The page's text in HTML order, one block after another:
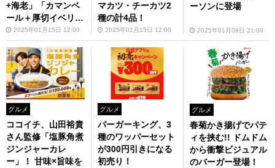
+海老」「カマンベ
ール＋厚切イベリ
コ」など全6種
2025年01月15日 12:00
マカツ・チーカツ2
種の計4品！
2025年01月15日 12:00
ーソンに登場
2025年01月09日 21:00
グルメ
ココイチ、山田裕貴
さん監修「塩豚角煮
ジンジャーカレ
ー」！ 甘味×旨味を
グルメ
バーガーキング、3
種のワッパーセット
が300円引きになる
初売り！
グルメ
春菊かき揚げでパテ
ィを挟む!! ドムドム
から衝撃ビジュアル
のバーガー登場！